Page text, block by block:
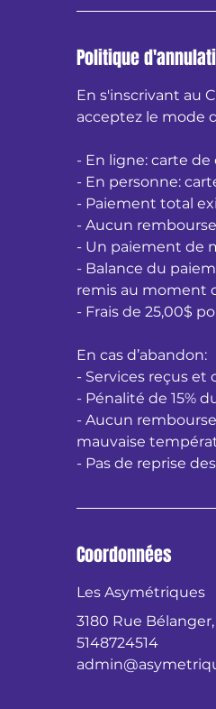
Politique
En s'inscrivant au
acceptez le mode
- En ligne: carte
- En personne:
- Paiement total
- Aucun
- Un paiement de
- Balance du
remis au moment
- Frais de 25,00$
En cas d’abandon:
- Services reçus
- Pénalité de 15%
- Aucun
mauvaise
- Pas de reprise
Coordonnées
Les Asymétriques
3180 Rue
5148724514